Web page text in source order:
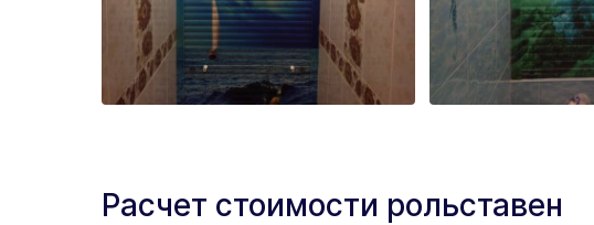
Расчет стоимости рольставен